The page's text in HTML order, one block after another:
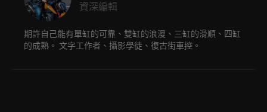
資深編輯
期許自己能有單缸的可靠、雙缸的浪漫、三缸的滑順、四缸
的成熟。 文字工作者、攝影學徒、復古街車控。